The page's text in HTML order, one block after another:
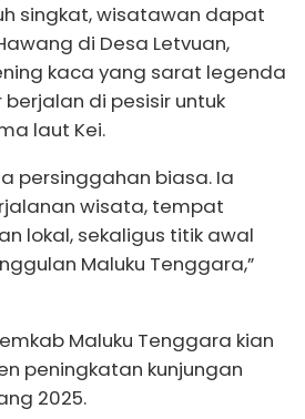
singkat, wisatawan dapat
di Desa Letvuan,
kaca yang sarat legenda
di pesisir untuk
laut Kei.
persinggahan biasa. Ia
wisata, tempat
lokal, sekaligus titik awal
Maluku Tenggara,”
Maluku Tenggara kian
peningkatan kunjungan
2025.